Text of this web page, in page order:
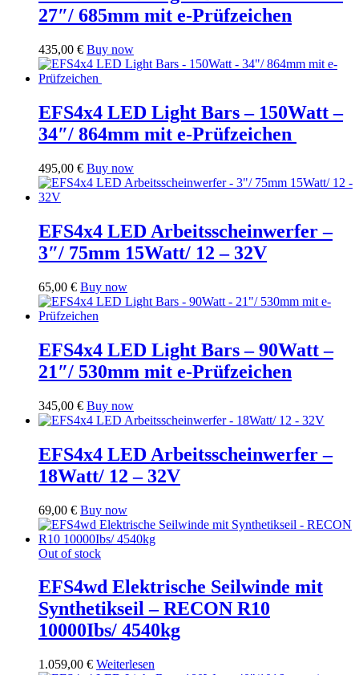
27″/ 685mm mit e-Prüfzeichen
435,00 € Buy now
EFS4x4 LED Light Bars – 150Watt –
34″/ 864mm mit e-Prüfzeichen
495,00 € Buy now
EFS4x4 LED Arbeitsscheinwerfer –
3″/ 75mm 15Watt/ 12 – 32V
65,00 € Buy now
EFS4x4 LED Light Bars – 90Watt –
21″/ 530mm mit e-Prüfzeichen
345,00 € Buy now
EFS4x4 LED Arbeitsscheinwerfer –
18Watt/ 12 – 32V
69,00 € Buy now
Out of stock
EFS4wd Elektrische Seilwinde mit
Synthetikseil – RECON R10
10000Ibs/ 4540kg
1.059,00 € Weiterlesen